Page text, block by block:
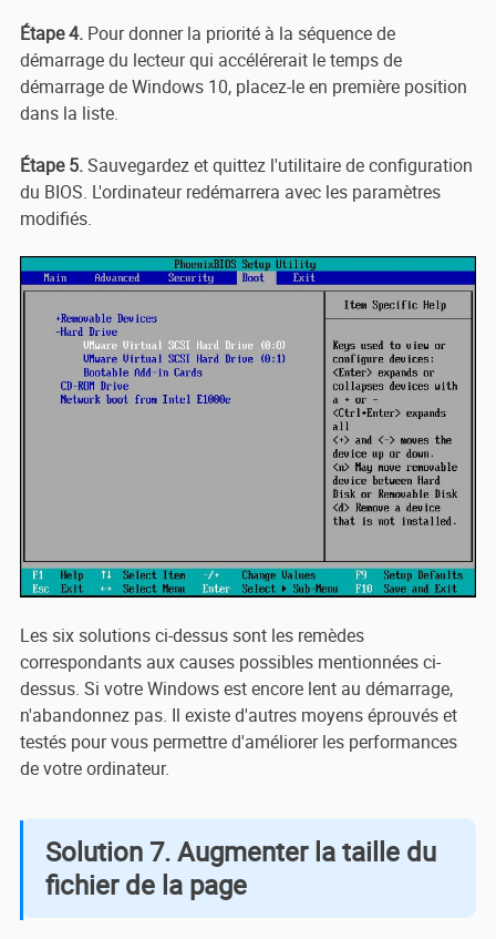
Étape 4.Pour donner la priorité à la séquence de
démarrage du lecteur qui accélérerait le temps de
démarrage de Windows 10, placez-le en première position
dans la liste.
Étape 5.Sauvegardez et quittez l'utilitaire de configuration
du BIOS. L'ordinateur redémarrera avec les paramètres
modifiés.
Les six solutions ci-dessus sont les remèdes
correspondants aux causes possibles mentionnées ci-
dessus. Si votre Windows est encore lent au démarrage,
n'abandonnez pas. Il existe d'autres moyens éprouvés et
testés pour vous permettre d'améliorer les performances
de votre ordinateur.
Solution 7. Augmenter la taille du
fichier de la page